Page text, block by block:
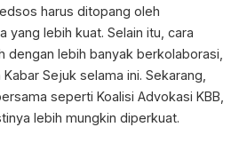
harus ditopang oleh
yang lebih kuat. Selain itu, cara
dengan lebih banyak berkolaborasi,
Sejuk selama ini. Sekarang,
seperti Koalisi Advokasi KBB,
lebih mungkin diperkuat.